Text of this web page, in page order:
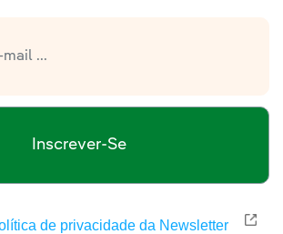
Inscrever-Se
de privacidade da Newsletter Link